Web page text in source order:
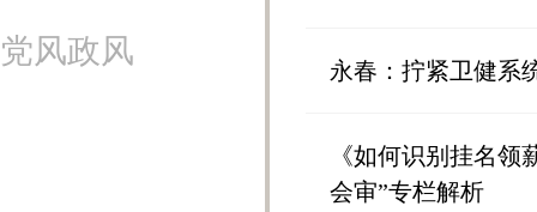
党风政风
永春：拧紧卫健系
《如何识别挂名
会审”专栏解析